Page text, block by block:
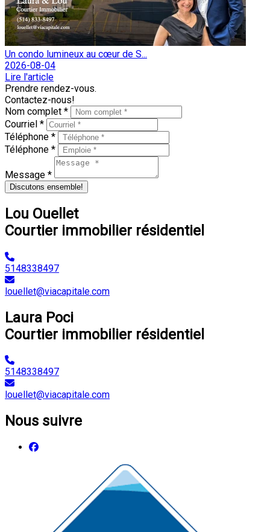
Un condo lumineux au cœur de S...
2026-08-04
Lire l'article
Prendre rendez-vous.
Contactez-nous!
Nom complet *
Courriel *
Téléphone *
Téléphone *
Message *
Discutons ensemble!
Lou Ouellet
Courtier immobilier résidentiel
5148338497
louellet@viacapitale.com
Laura Poci
Courtier immobilier résidentiel
5148338497
louellet@viacapitale.com
Nous suivre